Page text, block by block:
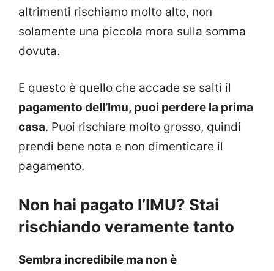
altrimenti rischiamo molto alto, non
solamente una piccola mora sulla somma
dovuta.
E questo è quello che accade se salti il
pagamento dell’Imu, puoi perdere la prima
casa. Puoi rischiare molto grosso, quindi
prendi bene nota e non dimenticare il
pagamento.
Non hai pagato l’IMU? Stai
rischiando veramente tanto
Sembra incredibile ma non è